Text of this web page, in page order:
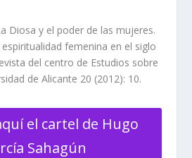
Diosa y el poder de las mujeres.
femenina en el siglo
del centro de Estudios sobre
de Alicante 20 (2012): 10.
el cartel de Hugo
Sahagún